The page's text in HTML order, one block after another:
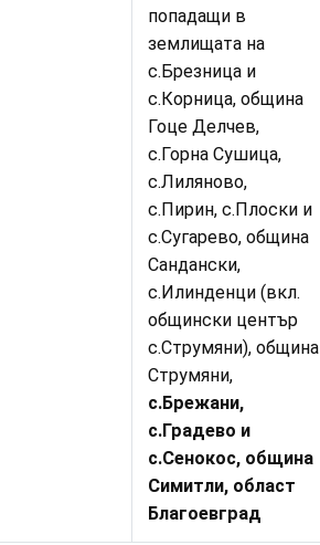
попадащи в
землищата на
с.Брезница и
с.Корница, община
Гоце Делчев,
с.Горна Сушица,
с.Лиляново,
с.Пирин, с.Плоски и
с.Сугарево, община
Сандански,
с.Илинденци (вкл.
общински център
с.Струмяни), община
Струмяни,
с.Брежани,
с.Градево и
с.Сенокос, община
Симитли, област
Благоевград